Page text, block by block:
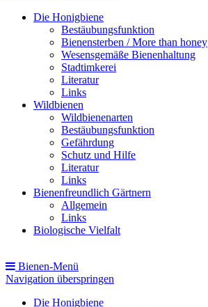
Die Honigbiene
Bestäubungsfunktion
Bienensterben / More than honey
Wesensgemäße Bienenhaltung
Stadtimkerei
Literatur
Links
Wildbienen
Wildbienenarten
Bestäubungsfunktion
Gefährdung
Schutz und Hilfe
Literatur
Links
Bienenfreundlich Gärtnern
Allgemein
Links
Biologische Vielfalt
Bienen-Menü
Navigation überspringen
Die Honigbiene